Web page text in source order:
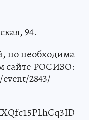
94.
но необходима
сайте РОСИЗО:
2843/